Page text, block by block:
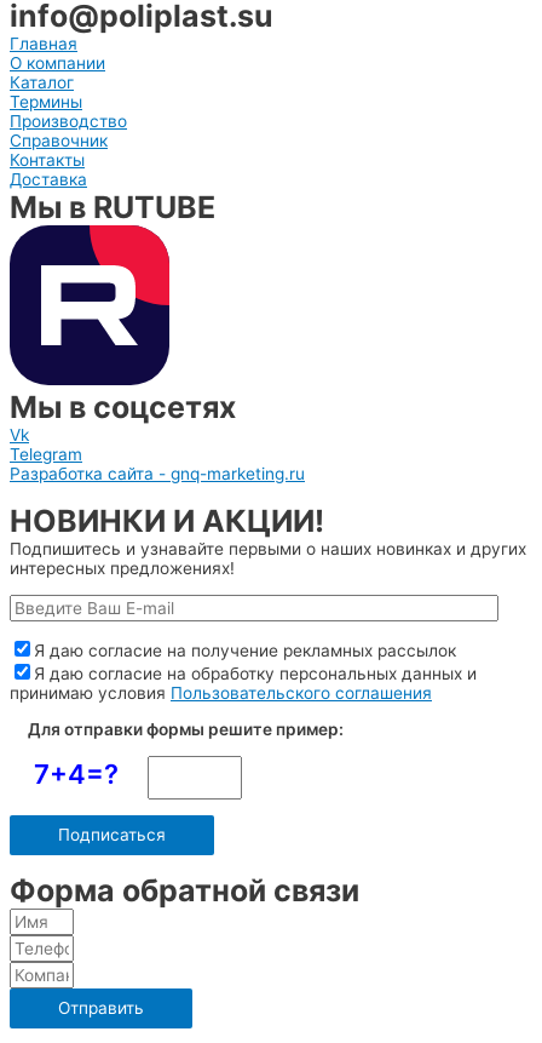
info@poliplast.su
Главная
О компании
Каталог
Термины
Производство
Справочник
Контакты
Доставка
Мы в RUTUBE
Мы в соцсетях
Vk
Telegram
Разработка сайта - gnq-marketing.ru
НОВИНКИ И АКЦИИ!
Подпишитесь и узнавайте первыми о наших новинках и других
интересных предложениях!
Я даю согласие на получение рекламных рассылок
Я даю согласие на обработку персональных данных и
принимаю условия Пользовательского соглашения
Для отправки формы решите пример:
7+4=?
Форма обратной связи
Отправить